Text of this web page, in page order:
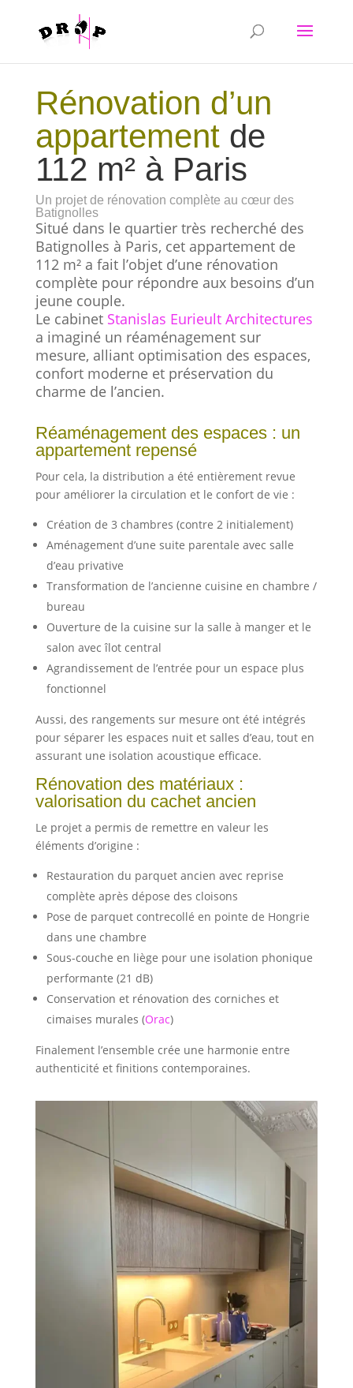
Rénovation d’un
appartementde
112 m² à Paris
Un projet de rénovation complète au cœur des
Batignolles
Situé dans le quartier très recherché des
Batignolles à Paris, cet appartement de
112 m² a fait l’objet d’une rénovation
complète pour répondre aux besoins d’un
jeune couple.
Le cabinet Stanislas Eurieult Architectures
a imaginé un réaménagement sur
mesure, alliant optimisation des espaces,
confort moderne et préservation du
charme de l’ancien.
Réaménagement des espaces : un
appartement repensé
Pour cela, la distribution a été entièrement revue
pour améliorer la circulation et le confort de vie :
Création de 3 chambres (contre 2 initialement)
Aménagement d’une suite parentale avec salle
d’eau privative
Transformation de l’ancienne cuisine en chambre /
bureau
Ouverture de la cuisine sur la salle à manger et le
salon avec îlot central
Agrandissement de l’entrée pour un espace plus
fonctionnel
Aussi, des rangements sur mesure ont été intégrés
pour séparer les espaces nuit et salles d’eau, tout en
assurant une isolation acoustique efficace.
Rénovation des matériaux :
valorisation du cachet ancien
Le projet a permis de remettre en valeur les
éléments d’origine :
Restauration du parquet ancien avec reprise
complète après dépose des cloisons
Pose de parquet contrecollé en pointe de Hongrie
dans une chambre
Sous-couche en liège pour une isolation phonique
performante (21 dB)
Conservation et rénovation des corniches et
cimaises murales (Orac)
Finalement l’ensemble crée une harmonie entre
authenticité et finitions contemporaines.